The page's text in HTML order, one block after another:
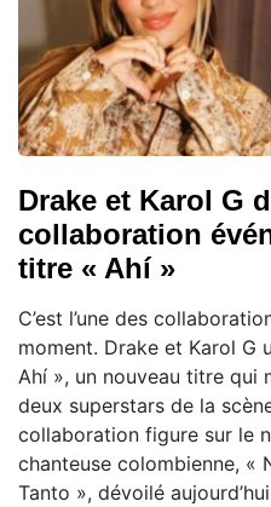
Drake et Karol G
collaboration
titre « Ahí »
C’est l’une des
moment. Drake et Karol G
Ahí », un nouveau titre qui
deux superstars de la
collaboration figure sur le
chanteuse colombienne, «
Tanto », dévoilé